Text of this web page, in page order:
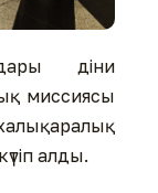
діни
миссиясы
алды.